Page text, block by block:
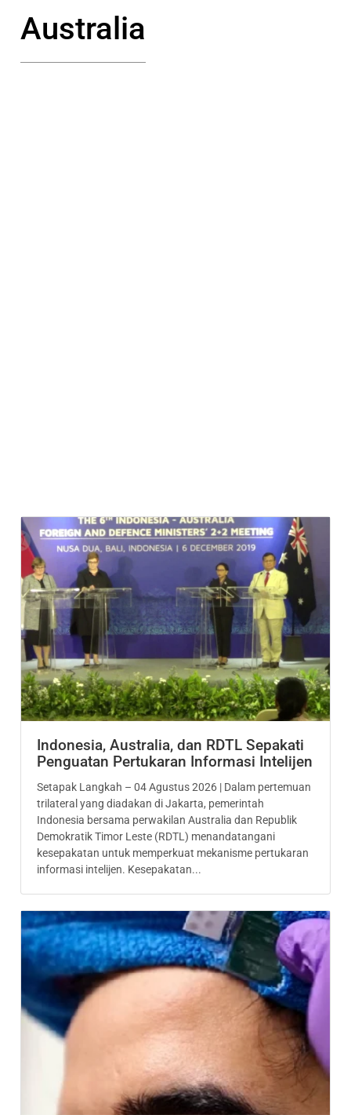
Australia
Indonesia, Australia, dan RDTL Sepakati
Penguatan Pertukaran Informasi Intelijen
Setapak Langkah – 04 Agustus 2026 | Dalam pertemuan
trilateral yang diadakan di Jakarta, pemerintah
Indonesia bersama perwakilan Australia dan Republik
Demokratik Timor Leste (RDTL) menandatangani
kesepakatan untuk memperkuat mekanisme pertukaran
informasi intelijen. Kesepakatan...